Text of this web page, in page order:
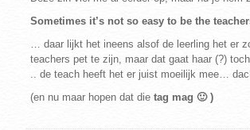
Sometimes it’s not so easy to be the
… daar lijkt het ineens alsof de leerling het er
teachers pet te zijn, maar dat gaat haar (?)
.. de teach heeft het er juist moeilijk mee…
(en nu maar hopen dat die tag mag 🙂 )